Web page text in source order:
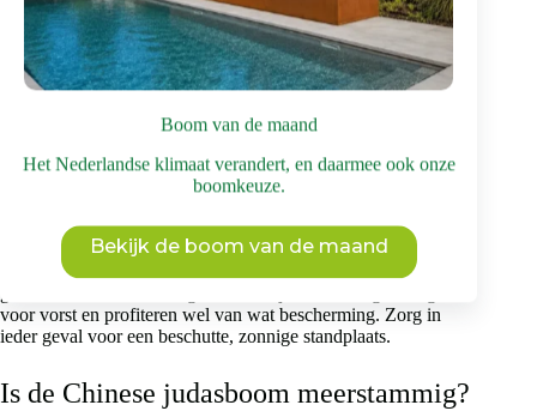
Boom van de maand
Het Nederlandse klimaat verandert, en daarmee ook onze
boomkeuze.
Bekijk de boom van de maand
boom. Als je een halfstam Chinese judasboom wil kopen, dan
kost dat €1.195. Dit exemplaar is dan jong volwassen,
waardoor je sneller kunt genieten van zijn groei en bloei in de
tuin. De prijs van een meerstammige Europese judasboom ligt
tussen de €495 en de €1.1995. Je kunt dan kiezen voor zowel
een jong exemplaar als een jong volwassen exemplaar. De
Amerikaanse judasboom kun je kopen bij Brienissen. Check
de website voor de huidige prijs.
Is een judasboom winterhard?
Ja, over het algemeen komt hij in het Nederlandse klimaat
voor vorst en profiteren wel van wat bescherming. Zorg in
ieder geval voor een beschutte, zonnige standplaats.
Is de Chinese judasboom meerstammig?